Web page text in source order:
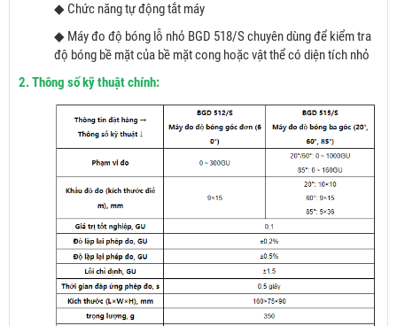
◆ Chức năng tự động tắt máy
◆ Máy đo độ bóng lỗ nhỏ BGD 518/S chuyên dùng để kiểm tra
độ bóng bề mặt của bề mặt cong hoặc vật thể có diện tích nhỏ
2.​ Thông số kỹ thuật chính: